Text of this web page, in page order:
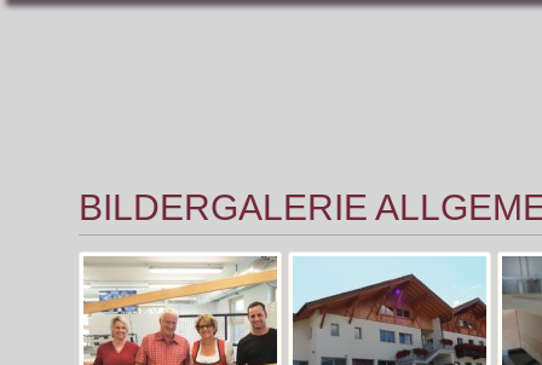
BILDERGALERIE